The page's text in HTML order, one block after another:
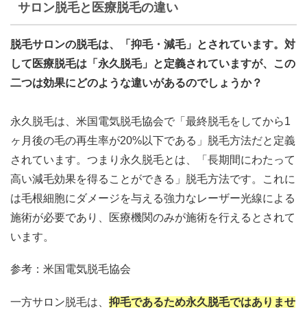
サロン脱毛と医療脱毛の違い
脱毛サロンの脱毛は、 「抑毛・減毛」
とされています。対
して医療脱毛は 「永久脱毛」
と定義されていますが、この
二つは効果にどのような違いがあるのでしょうか？
永久脱毛は、米国電気脱毛協会で「最終脱毛をしてから1
ヶ月後の毛の再生率が20%以下である」脱毛方法だと定義
されています。つまり永久脱毛とは、
「長期間にわたって
高い減毛効果を得ることができる」
脱毛方法です。これに
は毛根細胞にダメージを与える強力なレーザー光線による
施術が必要であり、
医療機関のみが施術を行える とされて
います。
参考：米国電気脱毛協会
一方サロン脱毛は、 抑毛であるため永久脱毛ではありませ